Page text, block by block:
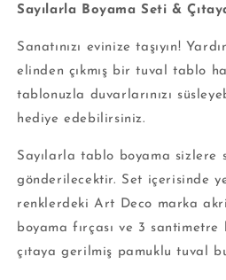
Sayılarla Boyama Seti &
Sanatınızı evinize taşıyın!
elinden çıkmış bir tuval tablo
tablonuzla duvarlarınızı
hediye edebilirsiniz.
Sayılarla tablo boyama sizlere
gönderilecektir. Set içerisinde
renklerdeki Art Deco marka
boyama fırçası ve 3 santimetre
çıtaya gerilmiş pamuklu tuval